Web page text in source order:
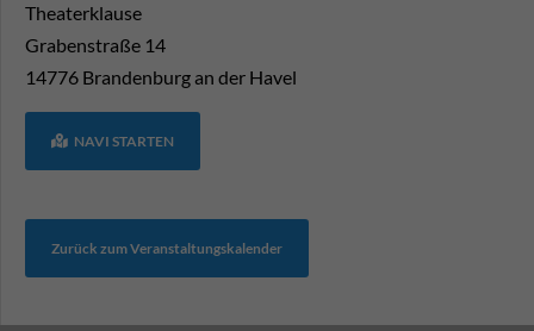
Theaterklause
Grabenstraße 14
14776 Brandenburg an der Havel
NAVI STARTEN
Zurück zum Veranstaltungskalender